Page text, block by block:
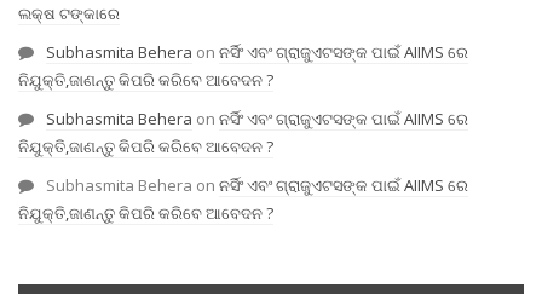
ଲକ୍ଷ ଟଙ୍କାରେ
Subhasmita Behera on ନର୍ସିଂ ଏବଂ ଗ୍ରାଜୁଏଟସଙ୍କ ପାଇଁ AIIMS ରେ
ନିଯୁକ୍ତି,ଜାଣନ୍ତୁ କିପରି କରିବେ ଆବେଦନ ?
Subhasmita Behera on ନର୍ସିଂ ଏବଂ ଗ୍ରାଜୁଏଟସଙ୍କ ପାଇଁ AIIMS ରେ
ନିଯୁକ୍ତି,ଜାଣନ୍ତୁ କିପରି କରିବେ ଆବେଦନ ?
Subhasmita Behera on ନର୍ସିଂ ଏବଂ ଗ୍ରାଜୁଏଟସଙ୍କ ପାଇଁ AIIMS ରେ
ନିଯୁକ୍ତି,ଜାଣନ୍ତୁ କିପରି କରିବେ ଆବେଦନ ?